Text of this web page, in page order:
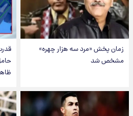
زمان پخش «مرد سه هزار چهره»
مشخص شد